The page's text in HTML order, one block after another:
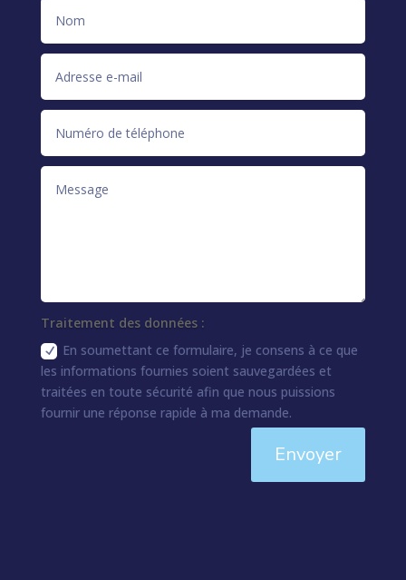
Traitement des données :
En soumettant ce formulaire, je consens à ce que
les informations fournies soient sauvegardées et
traitées en toute sécurité afin que nous puissions
fournir une réponse rapide à ma demande.
Envoyer